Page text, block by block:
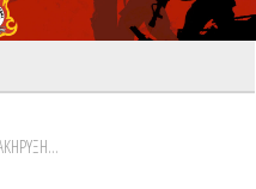
ΔΙΑΚΗΡΥΞΗ ΔΗΜΟΠΡΑΣΙΑΣ+ΚΤΙΡΙΟΛΟΓΙΚΟ+ΤΕΧΝΙΚΗ ΠΕΡΙΓΡΑΦΗ.pdf